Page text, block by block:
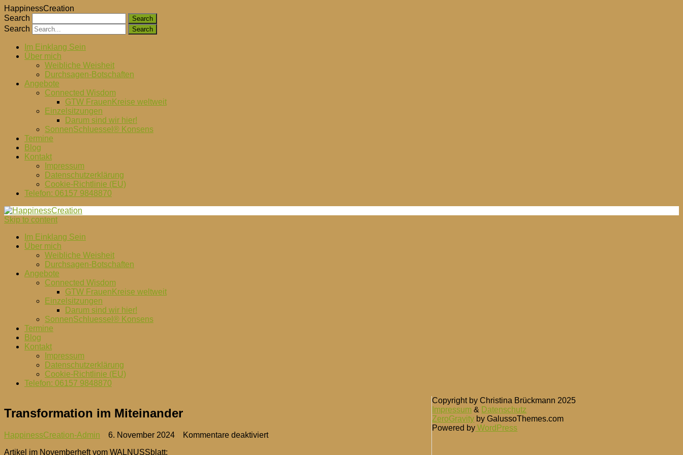
HappinessCreation
Search
Search
Im Einklang Sein
Über mich
Weibliche Weisheit
Durchsagen-Botschaften
Angebote
Connected Wisdom
GTW FrauenKreise weltweit
Einzelsitzungen
Darum sind wir hier!
SonnenSchluessel® Konsens
Termine
Blog
Kontakt
Impressum
Datenschutzerklärung
Cookie-Richtlinie (EU)
Telefon: 06157 9848870
Skip to content
Im Einklang Sein
Über mich
Weibliche Weisheit
Durchsagen-Botschaften
Angebote
Connected Wisdom
GTW FrauenKreise weltweit
Einzelsitzungen
Darum sind wir hier!
SonnenSchluessel® Konsens
Termine
Blog
Kontakt
Impressum
Datenschutzerklärung
Cookie-Richtlinie (EU)
Telefon: 06157 9848870
Transformation im Miteinander
HappinessCreation-Admin 6. November 2024 Kommentare deaktiviertfür
Artikel im Novemberheft vom WALNUSSblatt:
Copyright by Christina Brückmann 2025
Impressum & Datenschutz
ZeroGravity by GalussoThemes.com
Powered by WordPress